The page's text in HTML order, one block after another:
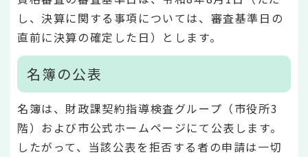
し、決算に関する事項については、審査基準日の
直前に決算の確定した日）とします。
名簿の公表
名簿は、財政課契約指導検査グループ（市役所3
階）および市公式ホームページにて公表します。
したがって、当該公表を拒否する者の申請は一切